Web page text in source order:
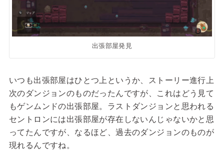
出張部屋発見
いつも出張部屋はひとつ上というか、ストーリー進行上
次のダンジョンのものだったんですが、これはどう見て
もゲンムンドの出張部屋。ラストダンジョンと思われる
セントロンには出張部屋が存在しないんじゃないかと思
ってたんですが、なるほど、過去のダンジョンのものが
現れるんですね。